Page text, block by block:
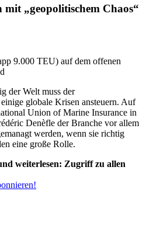
mit „geopolitischem Chaos“
9.000 TEU) auf dem offenen
der Welt muss der
globale Krisen ansteuern. Auf
Union of Marine Insurance in
Denèfle der Branche vor allem
werden, wenn sie richtig
eine große Rolle.
weiterlesen: Zugriff zu allen